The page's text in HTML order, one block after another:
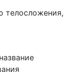
телосложения,